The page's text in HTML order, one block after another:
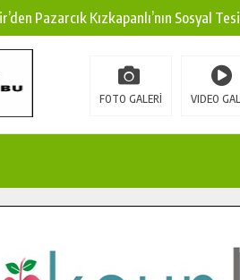
Pazarcık Kızkapanlı’nın Sosyal
Pazarcık Kırsalına Modern Ulaşım
Uluslararası Başarı: Edinilen Bilgi
Komutanı Karakaya’dan Başkan
FOTO GALERİ VIDEO